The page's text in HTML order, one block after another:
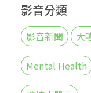
影音分類
影音新聞 大
Mental Health